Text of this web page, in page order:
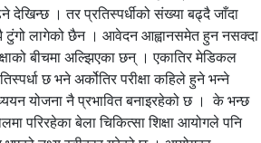
। तर प्रतिस्पर्धीको संख्या बढ्दै जाँदा
टुंगो लागेको छैन । आवेदन आह्वानसमेत हुन नसक्दा
बीचमा अल्झिएका छन् । एकातिर मेडिकल
छ भने अर्कोतिर परीक्षा कहिले हुने भन्ने
योजना नै प्रभावित बनाइरहेको छ । के भन्छ
परिरहेका बेला चिकित्सा शिक्षा आयोगले पनि